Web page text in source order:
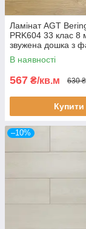
Ламінат AGT
PRK604 33 клас 8
звужена дошка з
В наявності
567 ₴/кв.м 630
Купити
–10%